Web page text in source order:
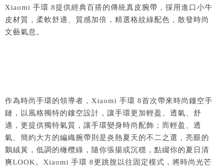
Xiaomi 手環 8提供經典百搭的傳統真皮腕帶，採用進口小牛
皮材質，柔軟舒適、質感加倍，精選格紋綠配色，散發時尚
文藝氣息。
作為時尚手環的領導者，Xiaomi 手環 8首次帶來時尚鏤空手
鏈，以風格獨特的鏤空設計，讓手環更加輕盈、透氣、舒
適，更提供獨特氣質，讓手環變身時尚配飾；而輕盈、透
氣、簡約大方的編織腕帶則是炎熱夏天的不二之選，亮眼的
鵝絨黃，低調的橄欖綠，隨你張揚或沉穩，點綴你的夏日清
爽LOOK。Xiaomi 手環 8更跳脫以往固定模式，將時尚光芒